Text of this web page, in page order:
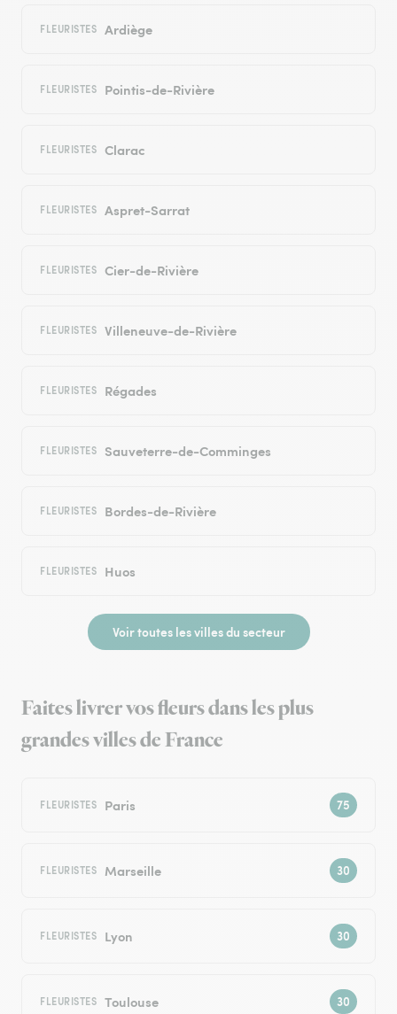
FLEURISTES Ardiège
FLEURISTES Pointis-de-Rivière
FLEURISTES Clarac
FLEURISTES Aspret-Sarrat
FLEURISTES Cier-de-Rivière
FLEURISTES Villeneuve-de-Rivière
FLEURISTES Régades
FLEURISTES Sauveterre-de-Comminges
FLEURISTES Bordes-de-Rivière
FLEURISTES Huos
Voir toutes les villes du secteur
Faites livrer vos fleurs dans les plus
grandes villes de France
FLEURISTES Paris
FLEURISTES Marseille
FLEURISTES Lyon
FLEURISTES Toulouse